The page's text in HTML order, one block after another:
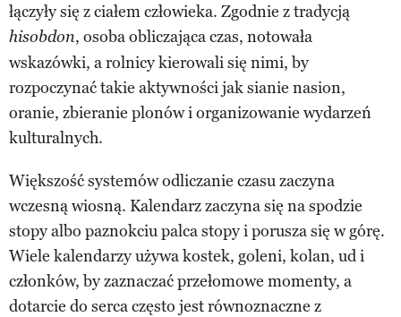
łączyły się z ciałem człowieka. Zgodnie z tradycją
hisobdon, osoba obliczająca czas, notowała
wskazówki, a rolnicy kierowali się nimi, by
rozpoczynać takie aktywności jak sianie nasion,
oranie, zbieranie plonów i organizowanie wydarzeń
kulturalnych.
Większość systemów odliczanie czasu zaczyna
wczesną wiosną. Kalendarz zaczyna się na spodzie
stopy albo paznokciu palca stopy i porusza się w górę.
Wiele kalendarzy używa kostek, goleni, kolan, ud i
członków, by zaznaczać przełomowe momenty, a
dotarcie do serca często jest równoznaczne z